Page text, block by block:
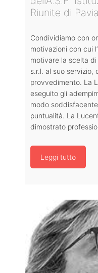
Riunite di Pavia
Condividiamo con
motivazioni con cui
motivare la scelta
s.r.l. al suo servizio,
provvedimento. La
eseguito gli
modo
puntualità. La
dimostrato
Leggi tutto